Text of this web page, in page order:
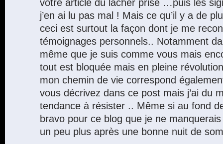
votre article du lâcher prise …puis les
j’en ai lu pas mal ! Mais ce qu’il y a de
ceci est surtout la façon dont je me
témoignages personnels.. Notamment
même que je suis comme vous mais
tout est bloquée mais en pleine
mon chemin de vie correspond
vous décrivez dans ce post mais j’ai du
tendance à résister .. Même si au fond
bravo pour ce blog que je ne
un peu plus après une bonne nuit de